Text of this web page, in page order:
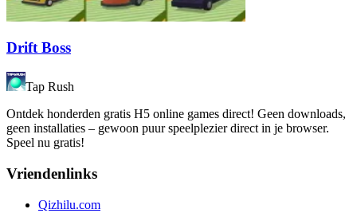
Drift Boss
Tap Rush
Ontdek honderden gratis H5 online games direct! Geen downloads,
geen installaties – gewoon puur speelplezier direct in je browser.
Speel nu gratis!
Vriendenlinks
Qizhilu.com